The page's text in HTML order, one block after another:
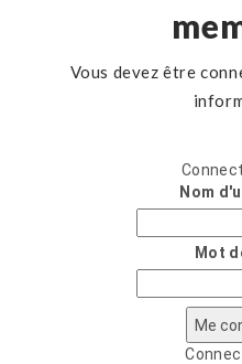
Vous devez être
Nom
Mot